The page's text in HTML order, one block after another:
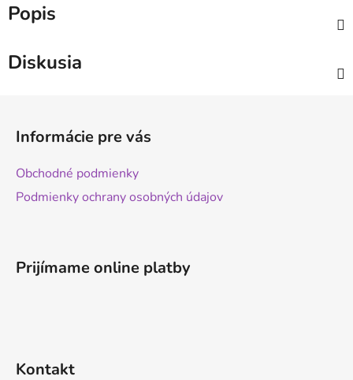
Popis
Diskusia
Informácie pre vás
Obchodné podmienky
Podmienky ochrany osobných údajov
Prijímame online platby
Kontakt